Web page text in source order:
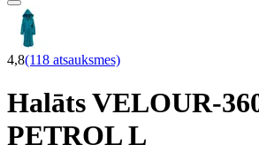
4,8(118 atsauksmes)
Halāts VELOUR-
PETROL L